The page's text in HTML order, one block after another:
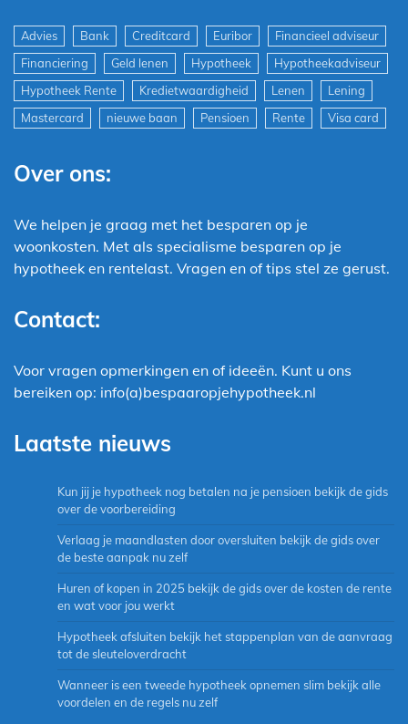
Advies Bank Creditcard Euribor
Financieel adviseur
Financiering
Geld lenen Hypotheek
Hypotheekadviseur
Hypotheek Rente
Kredietwaardigheid Lenen
Lening
Mastercard
nieuwe baan Pensioen Rente Visa card
Over ons:
We helpen je graag met het besparen op je
woonkosten. Met als specialisme besparen op je
hypotheek en rentelast. Vragen en of tips stel ze gerust.
Contact:
Voor vragen opmerkingen en of ideeën. Kunt u ons
bereiken op: info(a)bespaaropjehypotheek.nl
Laatste nieuws
Kun jij je hypotheek nog betalen na je pensioen bekijk de gids
over de voorbereiding
Verlaag je maandlasten door oversluiten bekijk de gids over
de beste aanpak nu zelf
Huren of kopen in 2025 bekijk de gids over de kosten de rente
en wat voor jou werkt
Hypotheek afsluiten bekijk het stappenplan van de aanvraag
tot de sleuteloverdracht
Wanneer is een tweede hypotheek opnemen slim bekijk alle
voordelen en de regels nu zelf